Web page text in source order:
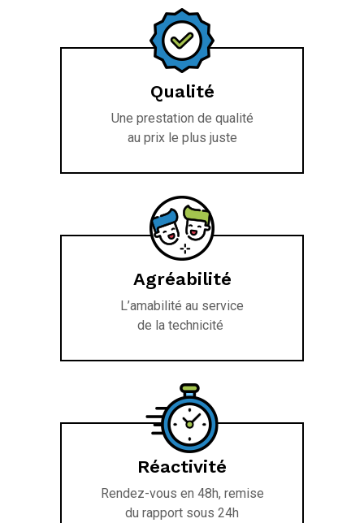
Qualité
Une prestation de qualité
au prix le plus juste
Agréabilité
L’amabilité au service
de la technicité
Réactivité
Rendez-vous en 48h, remise
du rapport sous 24h